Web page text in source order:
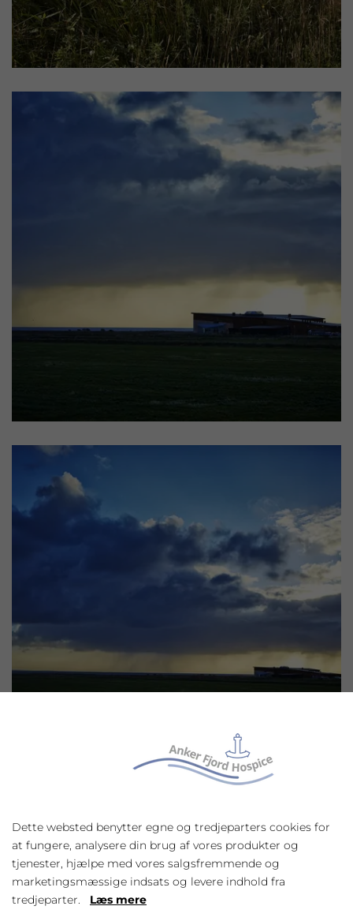
Dette websted benytter egne og tredjeparters cookies for
at fungere, analysere din brug af vores produkter og
tjenester, hjælpe med vores salgsfremmende og
marketingsmæssige indsats og levere indhold fra
tredjeparter. Læs mere